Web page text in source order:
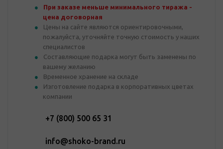
сушенные перчики.
по-настоящему «острым» подарком.
При заказе меньше минимального тиража -
цена договорная
Цены на сайте являются ориентировочными,
пожалуйста, уточняйте точную стоимость у наших
специалистов
Составляющие подарка могут быть заменены по
вашему желанию
Временное хранение на складе
Изготовление подарка в корпоративных цветах
компании
+7 (800) 500 65 31
info@shoko-brand.ru